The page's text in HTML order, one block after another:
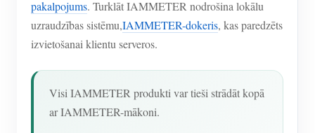
pakalpojums. Turklāt IAMMETER nodrošina lokālu
uzraudzības sistēmu,IAMMETER-dokeris, kas paredzēts
izvietošanai klientu serveros.
Visi IAMMETER produkti var tieši strādāt kopā
ar IAMMETER-mākoni.